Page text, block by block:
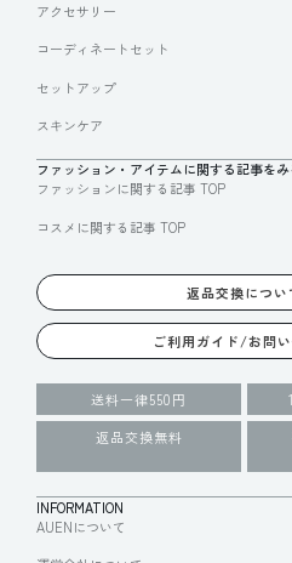
アクセサリー
コーディネートセット
セットアップ
スキンケア
ファッション・アイテムに関する記事をみ
ファッションに関する記事 TOP
コスメに関する記事 TOP
返品交換につい
ご利用ガイド/お問
送料一律550円
返品交換無料
INFORMATION
AUENについて